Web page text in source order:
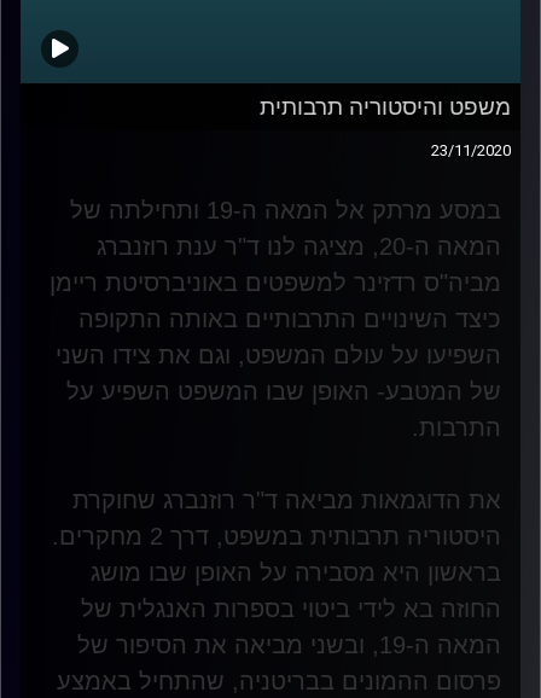
משפט והיסטוריה תרבותית
23/11/2020
במסע מרתק אל המאה ה-19 ותחילתה של
המאה ה-20, מציגה לנו ד"ר ענת רוזנברג
מביה"ס רדזינר למשפטים באוניברסיטת ריימן
כיצד השינויים התרבותיים באותה התקופה
השפיעו על עולם המשפט, וגם את צידו השני
של המטבע- האופן שבו המשפט השפיע על
התרבות.
את הדוגמאות מביאה ד"ר רוזנברג שחוקרת
היסטוריה תרבותית במשפט, דרך 2 מחקרים.
בראשון היא מסבירה על האופן שבו מושג
החוזה בא לידי ביטוי בספרות האנגלית של
המאה ה-19, ובשני מביאה את הסיפור של
פרסום ההמונים בבריטניה, שהתחיל באמצע